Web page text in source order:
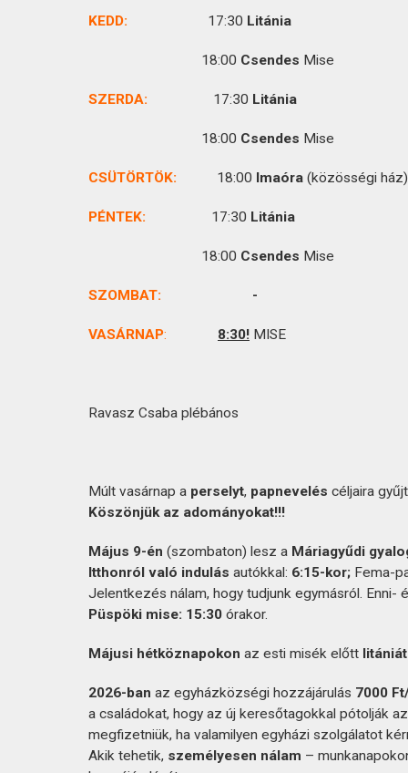
KEDD: 17:30 Litánia
18:00 Csendes Mise
SZERDA: 17:30 Litánia
18:00 Csendes Mise
CSÜTÖRTÖK: 18:00 Imaóra (közösségi ház)
PÉNTEK: 17:30 Litánia
18:00 Csendes Mise
SZOMBAT:
VASÁRNAP: 8:30! MISE
Ravasz Csaba plébános
Múlt vasárnap a perselyt, papnevelés céljaira
Köszönjük az adományokat!!!
Május 9-én (szombaton) lesz a Máriagyűdi
Itthonról való indulás autókkal: 6:15-kor; Fema-
Jelentkezés nálam, hogy tudjunk egymásról. Enni-
Püspöki mise: 15:30 órakor.
Májusi hétköznapokon az esti misék előtt litániát
2026-ban az egyházközségi hozzájárulás 7000
a családokat, hogy az új keresőtagokkal pótolják
megfizetniük, ha valamilyen egyházi szolgálatot
Akik tehetik, személyesen nálam –